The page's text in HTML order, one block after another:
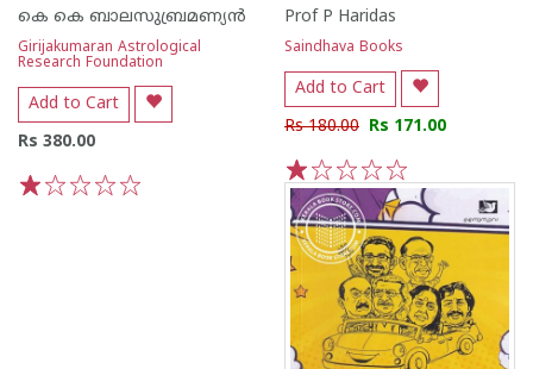
കെ കെ ബാലസുബ്രമണ്യന്‍
Girijakumaran Astrological
Research Foundation
Add to Cart
Rs 380.00
Prof P Haridas
Saindhava Books
Add to Cart
Rs 180.00 Rs 171.00
5
4
3
2
1